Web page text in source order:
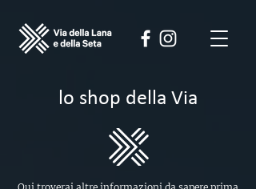
lo shop della Via